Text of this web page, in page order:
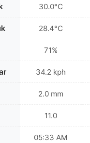
30.0°C
28.4°C
71%
34.2 kph
2.0 mm
11.0
05:33 AM